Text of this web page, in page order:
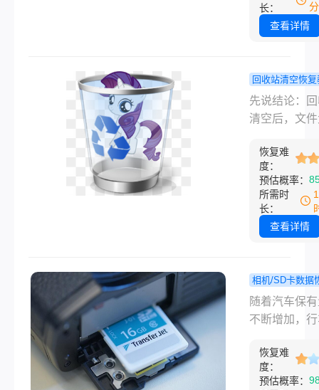
会不小心误
数据，导致
复呢？本文
介绍几种恢
卡误删数据
地找回宝贵
据。
长：
查看详情
回收站清空恢
不小心清空
收站，怎么
你几招轻松
复！
先说结论：
清空后，文
前提是你清
没再往那个
过东西。 这
比用什么软
键，很多人
旧数据覆盖
就真没戏了
子我朋友给
——他写了一
的毕业论文
文件夹的时
恢复难
度：
预估概率：
所需时
长：
查看详情
相机/SD卡数据
程 如何恢复
记录仪删掉
效的找回方
随着汽车保
不断增加，
车主必不可
全助手。它
恢复难
度：
预估概率：